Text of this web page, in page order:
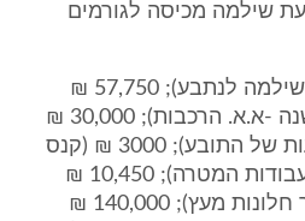
שילמה מכיסה לגורמים
100,000 ₪ - (מקדמה ששילמה לנתבע); 57,750 ₪
(סכום ששולם לקבלן משנה -א.א. הרכבות); 30,000 ₪
(בגין ניסור בטון עקב טעות של התובע); 3000 ₪ (קנס
מאת המזמין); 3000 ₪ (עבודות המטרה); 10,450 ₪
(תשלום עבור ספים עבור חלונות מעץ); 140,000 ₪